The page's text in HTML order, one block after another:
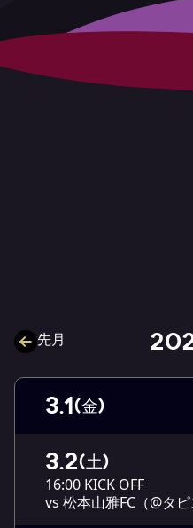
先月
3.1(金)
3.2(土)
16:00 KICK OFF
vs 松本山雅FC（@タ